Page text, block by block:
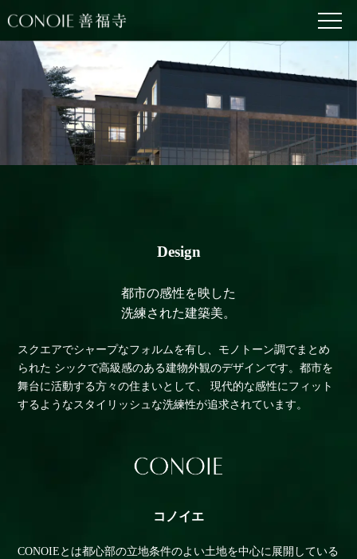
Design
都市の感性を映した
洗練された建築美。
スクエアでシャープなフォルムを有し、モノトーン調でまとめ
られた シックで高級感のある建物外観のデザインです。都市を
舞台に活動する方々の住まいとして、
現代的な感性にフィット
するようなスタイリッシュな洗練性が追求されています。
コノイエ
CONOIEとは都心部の立地条件のよい土地を中心に展開している